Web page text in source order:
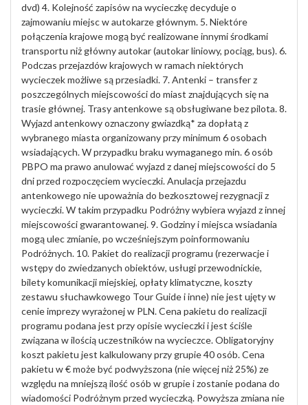
dvd) 4. Kolejność zapisów na wycieczkę decyduje o
zajmowaniu miejsc w autokarze głównym. 5. Niektóre
połączenia krajowe mogą być realizowane innymi środkami
transportu niż główny autokar (autokar liniowy, pociąg, bus). 6.
Podczas przejazdów krajowych w ramach niektórych
wycieczek możliwe są przesiadki. 7. Antenki – transfer z
poszczególnych miejscowości do miast znajdujących się na
trasie głównej. Trasy antenkowe są obsługiwane bez pilota. 8.
Wyjazd antenkowy oznaczony gwiazdką* za dopłatą z
wybranego miasta organizowany przy minimum 6 osobach
wsiadających. W przypadku braku wymaganego min. 6 osób
PBPO ma prawo anulować wyjazd z danej miejscowości do 5
dni przed rozpoczęciem wycieczki. Anulacja przejazdu
antenkowego nie upoważnia do bezkosztowej rezygnacji z
wycieczki. W takim przypadku Podróżny wybiera wyjazd z innej
miejscowości gwarantowanej. 9. Godziny i miejsca wsiadania
mogą ulec zmianie, po wcześniejszym poinformowaniu
Podróżnych. 10. Pakiet do realizacji programu (rezerwacje i
wstępy do zwiedzanych obiektów, usługi przewodnickie,
bilety komunikacji miejskiej, opłaty klimatyczne, koszty
zestawu słuchawkowego Tour Guide i inne) nie jest ujęty w
cenie imprezy wyrażonej w PLN. Cena pakietu do realizacji
programu podana jest przy opisie wycieczki i jest ściśle
związana w ilością uczestników na wycieczce. Obligatoryjny
koszt pakietu jest kalkulowany przy grupie 40 osób. Cena
pakietu w € może być podwyższona (nie więcej niż 25%) ze
względu na mniejszą ilość osób w grupie i zostanie podana do
wiadomości Podróżnym przed wycieczką. Powyższa zmiana nie